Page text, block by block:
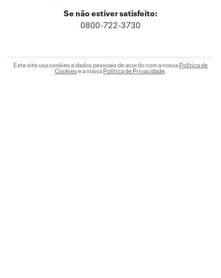
Se não estiver satisfeito:
0800-722-3730
Este site usa cookies e dados pessoais de acordo com a nossa Política de
Cookiese a nossa Política de Privacidade.